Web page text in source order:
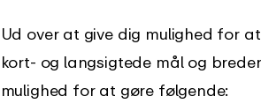
Ud over at give dig mulighed for
kort- og langsigtede mål og
mulighed for at gøre følgende: